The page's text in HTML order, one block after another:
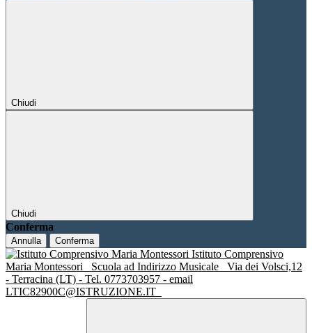
Chiudi
Chiudi
Conferma
Annulla Conferma
Istituto Comprensivo
Maria Montessori
Scuola ad Indirizzo Musicale
Via dei Volsci,12
- Terracina (LT) - Tel. 0773703957 - email
LTIC82900C@ISTRUZIONE.IT